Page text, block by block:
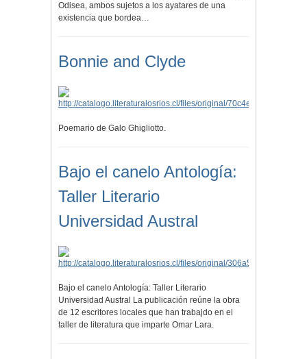
Odisea, ambos sujetos a los ayatares de una
existencia que bordea…
Bonnie and Clyde
Poemario de Galo Ghigliotto.
Bajo el canelo Antología:
Taller Literario
Universidad Austral
Bajo el canelo Antología: Taller Literario
Universidad Austral La publicación reúne la obra
de 12 escritores locales que han trabajdo en el
taller de literatura que imparte Omar Lara.